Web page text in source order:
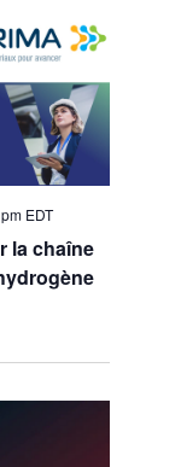
EDT
la chaîne